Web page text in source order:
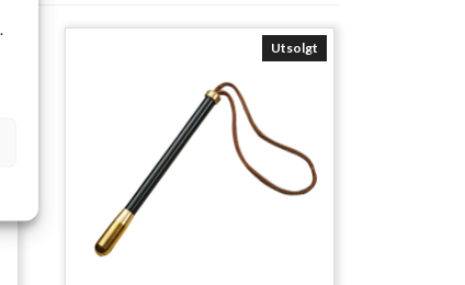
Utsolgt